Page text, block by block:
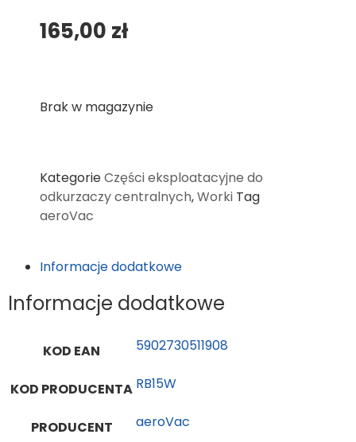
165,00 zł
Brak w magazynie
KategorieCzęści eksploatacyjne do
odkurzaczy centralnych,Worki Tag
aeroVac
Informacje dodatkowe
Informacje dodatkowe
KOD EAN 5902730511908
KOD PRODUCENTA RB15W
PRODUCENT aeroVac